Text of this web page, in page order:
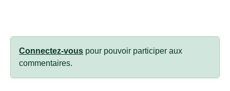
Connectez-vous pour pouvoir participer aux
commentaires.